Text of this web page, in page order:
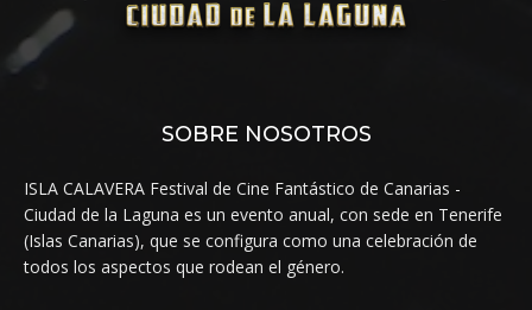
SOBRE NOSOTROS
ISLA CALAVERA Festival de Cine Fantástico de Canarias -
Ciudad de la Laguna es un evento anual, con sede en Tenerife
(Islas Canarias), que se configura como una celebración de
todos los aspectos que rodean el género.